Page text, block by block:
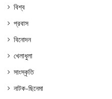
বিশ্ব
প্রবাস
বিনোদন
খেলাধুলা
সাংস্কৃতি
নাটক-ছিনেমা